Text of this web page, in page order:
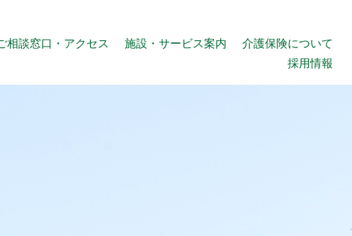
相談窓口・アクセス 施設・サービス案内
介護保険について
採用情報